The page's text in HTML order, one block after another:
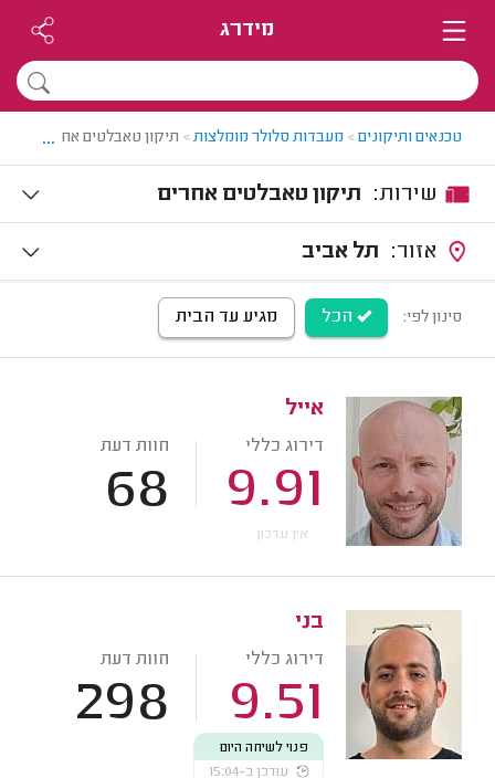
מידרג
טכנאים ותיקונים> מעבדות סלולר מומלצות> תיקון טאבלטים אחרים
...
תיקון טאבלטים אחרים
תל אביב
סינון לפי: הכל מגיע עד הבית
אייל
דירוג כללי
9.91
חוות דעת
68
אין עדכון
בני
דירוג כללי
9.51
חוות דעת
298
פנוי לשיחה היום
עודכן ב-15:04